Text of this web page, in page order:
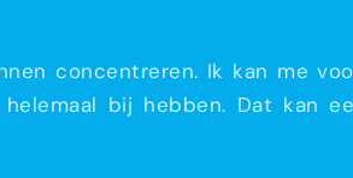
concentreren. Ik kan me
bij hebben. Dat kan